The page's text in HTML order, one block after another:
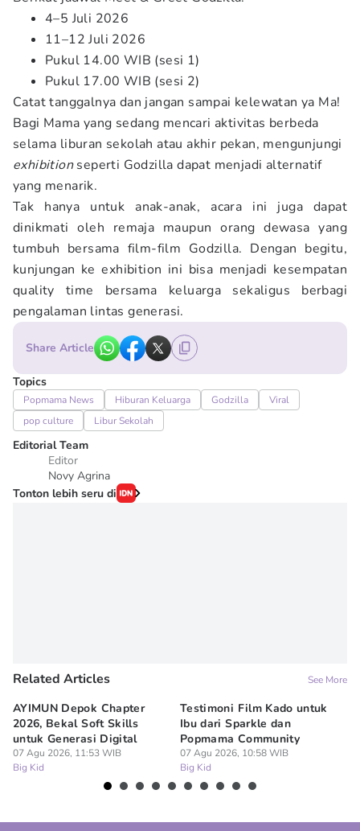
4–5 Juli 2026
11–12 Juli 2026
Pukul 14.00 WIB (sesi 1)
Pukul 17.00 WIB (sesi 2)
Catat tanggalnya dan jangan sampai kelewatan ya Ma!
Bagi Mama yang sedang mencari aktivitas berbeda
selama liburan sekolah atau akhir pekan, mengunjungi
exhibitionseperti Godzilla dapat menjadi alternatif
yang menarik.
Tak hanya untuk anak-anak, acara ini juga dapat
dinikmati oleh remaja maupun orang dewasa yang
tumbuh bersama film-film Godzilla. Dengan begitu,
kunjungan ke exhibition ini bisa menjadi kesempatan
quality time bersama keluarga sekaligus berbagi
pengalaman lintas generasi.
Share Article
Topics
Popmama News Hiburan Keluarga Godzilla
Viral
pop culture
Libur Sekolah
Editorial Team
Editor
Novy Agrina
Tonton lebih seru di
Related Articles See More
AYIMUN Depok Chapter
2026, Bekal Soft Skills
untuk Generasi Digital
07 Agu 2026, 11:53 WIB
Big Kid
Testimoni Film Kado untuk
Ibu dari Sparkle dan
Popmama Community
07 Agu 2026, 10:58 WIB
Big Kid